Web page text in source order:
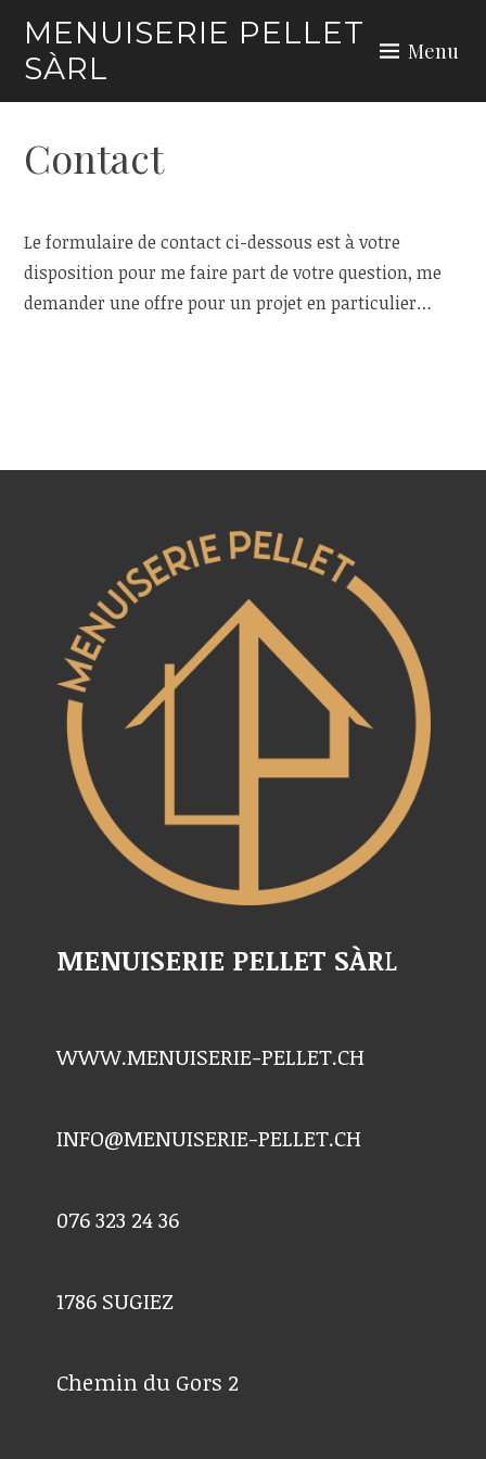
content
MENUISERIE PELLET
SÀRL
Menu
Contact
Le formulaire de contact ci-dessous est à votre
disposition pour me faire part de votre question, me
demander une offre pour un projet en particulier…
MENUISERIE PELLET SÀRL
WWW.MENUISERIE-PELLET.CH
INFO@MENUISERIE-PELLET.CH
076 323 24 36
1786 SUGIEZ
Chemin du Gors 2